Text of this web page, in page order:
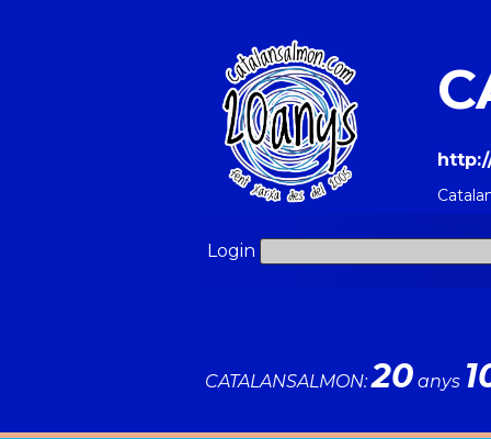
Login
CATALANSALMON:20anys